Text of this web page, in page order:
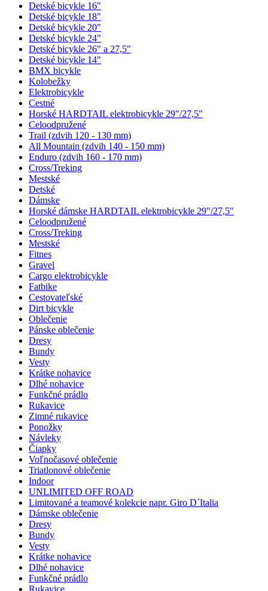
Detské bicykle 16"
Detské bicykle 18"
Detské bicykle 20"
Detské bicykle 24"
Detské bicykle 26" a 27,5"
Detské bicykle 14"
BMX bicykle
Kolobežky
Elektrobicykle
Cestné
Horské HARDTAIL elektrobicykle 29"/27,5"
Celoodpružené
Trail (zdvih 120 - 130 mm)
All Mountain (zdvih 140 - 150 mm)
Enduro (zdvih 160 - 170 mm)
Cross/Treking
Mestské
Detské
Dámske
Horské dámske HARDTAIL elektrobicykle 29"/27,5"
Celoodpružené
Cross/Treking
Mestské
Fitnes
Gravel
Cargo elektrobicykle
Fatbike
Cestovateľské
Dirt bicykle
Oblečenie
Pánske oblečenie
Dresy
Bundy
Vesty
Krátke nohavice
Dlhé nohavice
Funkčné prádlo
Rukavice
Zimné rukavice
Ponožky
Návleky
Čiapky
Voľnočasové oblečenie
Triatlonové oblečenie
Indoor
UNLIMITED OFF ROAD
Limitované a teamové kolekcie napr. Giro D´Italia
Dámske oblečenie
Dresy
Bundy
Vesty
Krátke nohavice
Dlhé nohavice
Funkčné prádlo
Rukavice